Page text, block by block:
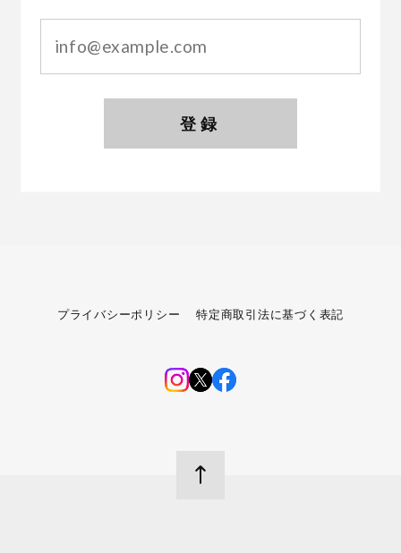
登録
プライバシーポリシー 特定商取引法に基づく表記